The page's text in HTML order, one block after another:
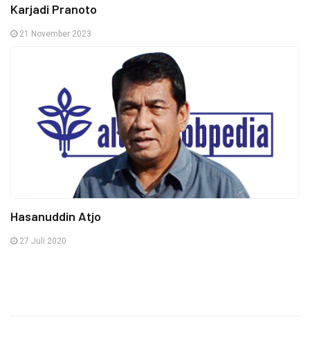
Karjadi Pranoto
21 November 2023
Hasanuddin Atjo
27 Juli 2020